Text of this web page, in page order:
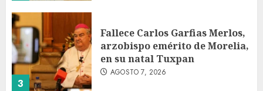
3
Fallece Carlos Garfias Merlos,
arzobispo emérito de Morelia,
en su natal Tuxpan
AGOSTO 7, 2026